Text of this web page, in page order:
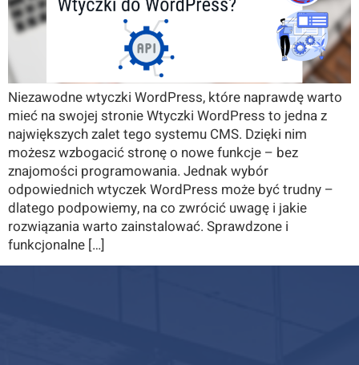
Niezawodne wtyczki WordPress, które naprawdę warto
mieć na swojej stronie Wtyczki WordPress to jedna z
największych zalet tego systemu CMS. Dzięki nim
możesz wzbogacić stronę o nowe funkcje – bez
znajomości programowania. Jednak wybór
odpowiednich wtyczek WordPress może być trudny –
dlatego podpowiemy, na co zwrócić uwagę i jakie
rozwiązania warto zainstalować. Sprawdzone i
funkcjonalne […]